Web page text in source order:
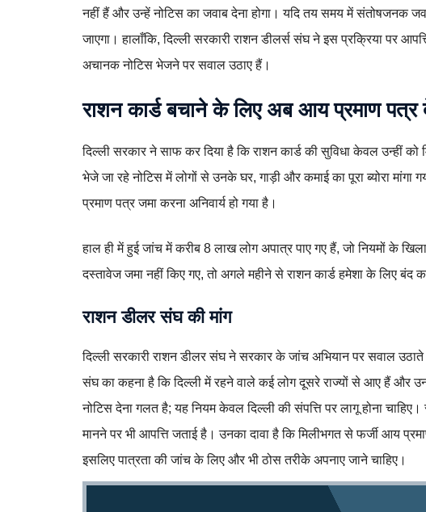
नहीं हैं और उन्हें नोटिस का जवाब देना होगा। यदि तय समय में संतोषजनक
जाएगा। हालाँकि, दिल्ली सरकारी राशन डीलर्स संघ ने इस प्रक्रिया पर
अचानक नोटिस भेजने पर सवाल उठाए हैं।
राशन कार्ड बचाने के लिए अब आय प्रमाण पत्र
दिल्ली सरकार ने साफ कर दिया है कि राशन कार्ड की सुविधा केवल उन्हीं
भेजे जा रहे नोटिस में लोगों से उनके घर, गाड़ी और कमाई का पूरा ब्योरा
प्रमाण पत्र जमा करना अनिवार्य हो गया है।
हाल ही में हुई जांच में करीब 8 लाख लोग अपात्र पाए गए हैं, जो नियमों के
दस्तावेज जमा नहीं किए गए, तो अगले महीने से राशन कार्ड हमेशा के लिए बंद
राशन डीलर संघ की मांग
दिल्ली सरकारी राशन डीलर संघ ने सरकार के जांच अभियान पर सवाल उठाते
संघ का कहना है कि दिल्ली में रहने वाले कई लोग दूसरे राज्यों से आए हैं और
नोटिस देना गलत है; यह नियम केवल दिल्ली की संपत्ति पर लागू होना चाहिए।
मानने पर भी आपत्ति जताई है। उनका दावा है कि मिलीभगत से फर्जी आय
इसलिए पात्रता की जांच के लिए और भी ठोस तरीके अपनाए जाने चाहिए।